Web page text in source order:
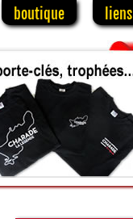
boutique liens